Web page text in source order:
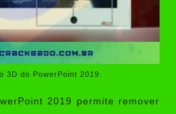
3D do PowerPoint 2019.
2019 permite remover